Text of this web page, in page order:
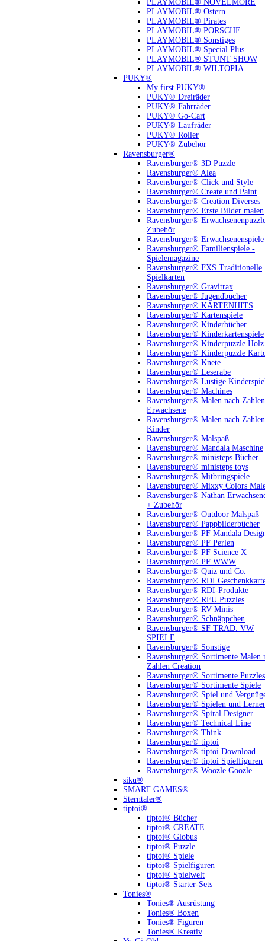
PLAYMOBIL® NOVELMORE
PLAYMOBIL® Ostern
PLAYMOBIL® Pirates
PLAYMOBIL® PORSCHE
PLAYMOBIL® Sonstiges
PLAYMOBIL® Special Plus
PLAYMOBIL® STUNT SHOW
PLAYMOBIL® WILTOPIA
PUKY®
My first PUKY®
PUKY® Dreiräder
PUKY® Fahrräder
PUKY® Go-Cart
PUKY® Laufräder
PUKY® Roller
PUKY® Zubehör
Ravensburger®
Ravensburger® 3D Puzzle
Ravensburger® Alea
Ravensburger® Click und Style
Ravensburger® Create und Paint
Ravensburger® Creation Diverses
Ravensburger® Erste Bilder malen
Ravensburger®
Zubehör
Ravensburger® Erwachsenenspiele
Ravensburger® Familienspiele -
Spielemagazine
Ravensburger® FXS Traditionelle
Spielkarten
Ravensburger® Gravitrax
Ravensburger® Jugendbücher
Ravensburger® KARTENHITS
Ravensburger® Kartenspiele
Ravensburger® Kinderbücher
Ravensburger® Kinderkartenspiele
Ravensburger® Kinderpuzzle Holz
Ravensburger® Kinderpuzzle
Ravensburger® Knete
Ravensburger® Leserabe
Ravensburger® Lustige
Ravensburger® Machines
Ravensburger® Malen nach Zahlen
Erwachsene
Ravensburger® Malen nach Zahlen
Kinder
Ravensburger® Malspaß
Ravensburger® Mandala Maschine
Ravensburger® ministeps Bücher
Ravensburger® ministeps toys
Ravensburger® Mitbringspiele
Ravensburger® Mixxy Colors
Ravensburger® Nathan
+ Zubehör
Ravensburger® Outdoor Malspaß
Ravensburger® Pappbilderbücher
Ravensburger® PF Mandala
Ravensburger® PF Perlen
Ravensburger® PF Science X
Ravensburger® PF WWW
Ravensburger® Quiz und Co.
Ravensburger® RDI
Ravensburger® RDI-Produkte
Ravensburger® RFU Puzzles
Ravensburger® RV Minis
Ravensburger® Schnäppchen
Ravensburger® SF TRAD. VW
SPIELE
Ravensburger® Sonstige
Ravensburger® Sortimente Malen
Zahlen Creation
Ravensburger® Sortimente Puzzles
Ravensburger® Sortimente Spiele
Ravensburger® Spiel und
Ravensburger® Spielen und
Ravensburger® Spiral Designer
Ravensburger® Technical Line
Ravensburger® Think
Ravensburger® tiptoi
Ravensburger® tiptoi Download
Ravensburger® tiptoi Spielfiguren
Ravensburger® Woozle Goozle
siku®
SMART GAMES®
Sterntaler®
tiptoi®
tiptoi® Bücher
tiptoi® CREATE
tiptoi® Globus
tiptoi® Puzzle
tiptoi® Spiele
tiptoi® Spielfiguren
tiptoi® Spielwelt
tiptoi® Starter-Sets
Tonies®
Tonies® Ausrüstung
Tonies® Boxen
Tonies® Figuren
Tonies® Kreativ